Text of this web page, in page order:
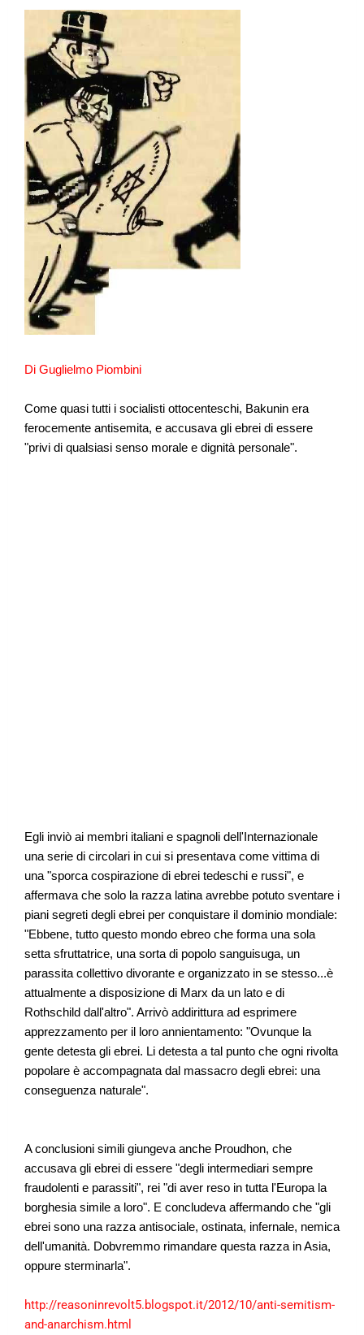
Di Guglielmo Piombini
Come quasi tutti i socialisti ottocenteschi, Bakunin era
ferocemente antisemita, e accusava gli ebrei di essere
"privi di qualsiasi senso morale e dignità personale".
Egli inviò ai membri italiani e spagnoli dell'Internazionale
una serie di circolari in cui si presentava come vittima di
una "sporca cospirazione di ebrei tedeschi e russi", e
affermava che solo la razza latina avrebbe potuto sventare i
piani segreti degli ebrei per conquistare il dominio mondiale:
"Ebbene, tutto questo mondo ebreo che forma una sola
setta sfruttatrice, una sorta di popolo sanguisuga, un
parassita collettivo divorante e organizzato in se stesso...è
attualmente a disposizione di Marx da un lato e di
Rothschild dall'altro". Arrivò addirittura ad esprimere
apprezzamento per il loro annientamento: "Ovunque la
gente detesta gli ebrei. Li detesta a tal punto che ogni rivolta
popolare è accompagnata dal massacro degli ebrei: una
conseguenza naturale".
A conclusioni simili giungeva anche Proudhon, che
accusava gli ebrei di essere "degli intermediari sempre
fraudolenti e parassiti", rei "di aver reso in tutta l'Europa la
borghesia simile a loro". E concludeva affermando che "gli
ebrei sono una razza antisociale, ostinata, infernale, nemica
dell'umanità. Dobvremmo rimandare questa razza in Asia,
oppure sterminarla".
http://reasoninrevolt5.blogspot.it/2012/10/anti-semitism-
and-anarchism.html